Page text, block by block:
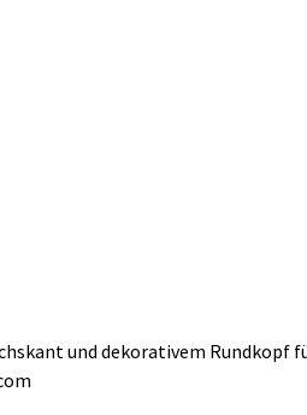
und dekorativem Rundkopf